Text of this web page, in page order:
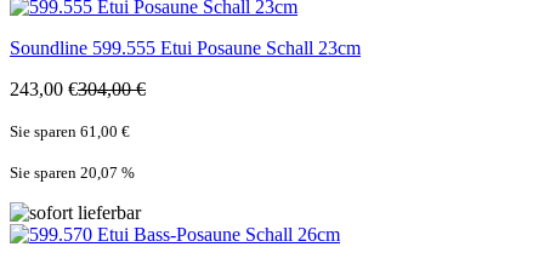
Soundline 599.555 Etui Posaune Schall 23cm
243,00 €304,00 €
Sie sparen 61,00 €
Sie sparen 20,07 %